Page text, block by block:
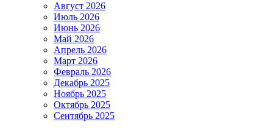
Август 2026
Июль 2026
Июнь 2026
Май 2026
Апрель 2026
Март 2026
Февраль 2026
Декабрь 2025
Ноябрь 2025
Октябрь 2025
Сентябрь 2025